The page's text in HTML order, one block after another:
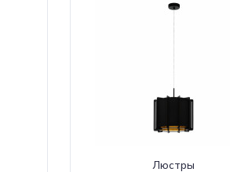
Люстры